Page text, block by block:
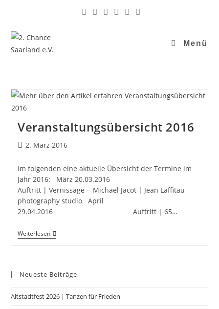
Menü
Veranstaltungsübersicht 2016
2. März 2016
Im folgenden eine aktuelle Übersicht der Termine im
Jahr 2016: März 20.03.2016
Auftritt | Vernissage - Michael Jacot | Jean Laffitau
photography studio April
29.04.2016 Auftritt | 65…
Weiterlesen
Neueste Beiträge
Altstadtfest 2026 | Tanzen für Frieden